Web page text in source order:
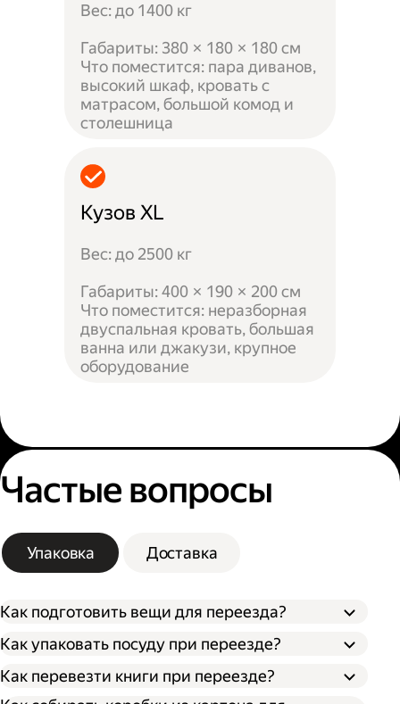
Вес: до 1400 кг
Габариты: 380 × 180 × 180 см
Что поместится: пара диванов,
высокий шкаф, кровать с
матрасом, большой комод и
столешница
Кузов XL
Вес: до 2500 кг
Габариты: 400 × 190 × 200 см
Что поместится: неразборная
двуспальная кровать, большая
ванна или джакузи, крупное
оборудование
Частые вопросы
Упаковка Доставка
Как подготовить вещи для переезда?
Сначала упакуйте предметы интерьера,
обувь и одежду, которые не понадобятся в
Как упаковать посуду при переезде?
Застелите дно коробки поролоном,
синтепоном или другим мягким
Как перевезти книги при переезде?